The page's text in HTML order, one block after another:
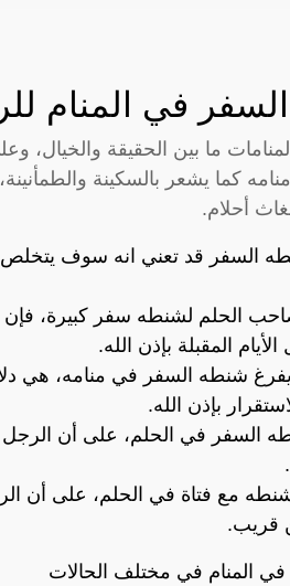
في المنام
ما بين الحقيقة
كما يشعر بالسكينة
أحلام.
السفر قد تعني انه سوف يتخلص
الحلم لشنطه سفر كبيرة،
المقبلة بإذن الله.
شنطه السفر في منامه، هي
بإذن الله.
السفر في الحلم، على أن
مع فتاة في الحلم، على أن
قريب.
المنام في مختلف الحالات